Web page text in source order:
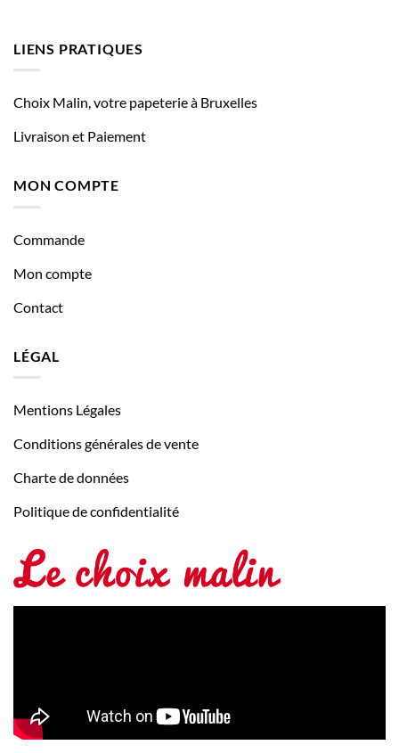
LIENS PRATIQUES
Choix Malin, votre papeterie à Bruxelles
Livraison et Paiement
MON COMPTE
Commande
Mon compte
Contact
LÉGAL
Mentions Légales
Conditions générales de vente
Charte de données
Politique de confidentialité